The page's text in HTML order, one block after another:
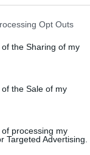
Opt Outs
the Sharing of my
the Sale of my
processing my
Targeted Advertising.
Κινεζικής Γλώσσας
το ακαδημαϊκό
που